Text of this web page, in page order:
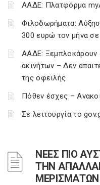
ΑΑΔΕ: Πλατφόρμα
Φιλοδωρήματα:
300 ευρώ τον μήνα
ΑΑΔΕ: Ξεμπλοκάρουν
ακινήτων – Δεν
της οφειλής
Πόθεν έσχες –
Σε λειτουργία το
ΝΕΕΣ ΠΙΟ
ΤΗΝ
ΜΕΡΙΣΜΑΤΩΝ